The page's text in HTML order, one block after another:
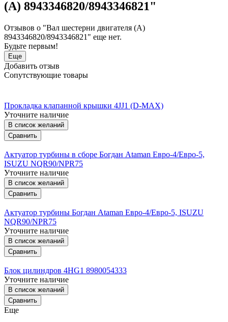
(А) 8943346820/8943346821"
Отзывов о "Вал шестерни двигателя (А)
8943346820/8943346821" еще нет.
Будьте первым!
Еще
Добавить отзыв
Сопутствующие товары
Прокладка клапанной крышки 4JJ1 (D-MAX)
Уточните наличие
В список желаний
Сравнить
Актуатор турбины в сборе Богдан Ataman Евро-4/Евро-5,
ISUZU NQR90/NPR75
Уточните наличие
В список желаний
Сравнить
Актуатор турбины Богдан Ataman Евро-4/Евро-5, ISUZU
NQR90/NPR75
Уточните наличие
В список желаний
Сравнить
Блок цилиндров 4HG1 8980054333
Уточните наличие
В список желаний
Сравнить
Еще